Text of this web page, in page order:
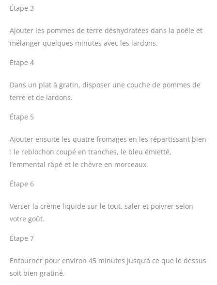
Étape 3
Ajouter les pommes de terre déshydratées dans la poêle et
mélanger quelques minutes avec les lardons.
Étape 4
Dans un plat à gratin, disposer une couche de pommes de
terre et de lardons.
Étape 5
Ajouter ensuite les quatre fromages en les répartissant bien
: le reblochon coupé en tranches, le bleu émietté,
l’emmental râpé et le chèvre en morceaux.
Étape 6
Verser la crème liquide sur le tout, saler et poivrer selon
votre goût.
Étape 7
Enfourner pour environ 45 minutes jusqu’à ce que le dessus
soit bien gratiné.